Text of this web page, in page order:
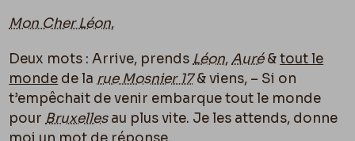
Mon Cher Léon,
Deux mots : Arrive, prendsLéon,Auré&tout le
monde de larue Mosnier 17& viens, – Si on
t’empêchait de venir embarque tout le monde
pourBruxellesau plus vite. Je les attends, donne